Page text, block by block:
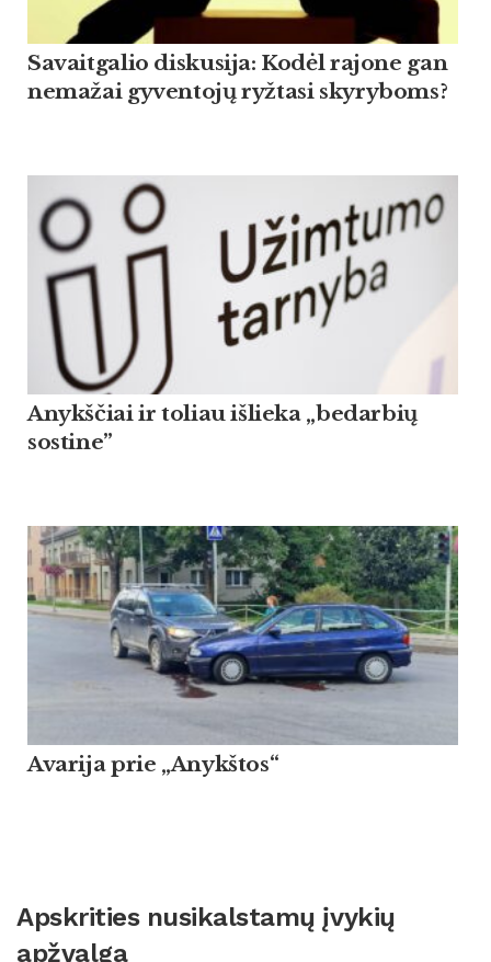
Savaitgalio diskusija: Kodėl rajone gan
nemažai gyventojų ryžtasi skyryboms?
Anykščiai ir toliau išlieka „bedarbių
sostine”
Avarija prie „Anykštos“
Apskrities nusikalstamų įvykių
apžvalga